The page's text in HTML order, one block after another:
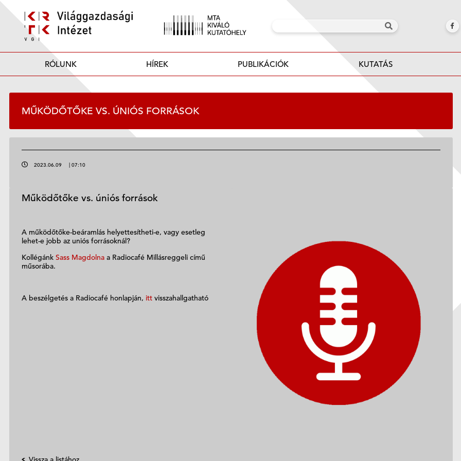
RÓLUNK HÍREK PUBLIKÁCIÓK KUTATÁS
MŰKÖDŐTŐKE VS. ÚNIÓS FORRÁSOK
2023.06.09 | 07:10
Működőtőke vs. úniós források
A működőtőke-beáramlás helyettesítheti-e, vagy esetleg
lehet-e jobb az uniós forrásoknál?
Kollégánk Sass Magdolna a Radiocafé Millásreggeli című
műsorába.
A beszélgetés a Radiocafé honlapján, itt visszahallgatható